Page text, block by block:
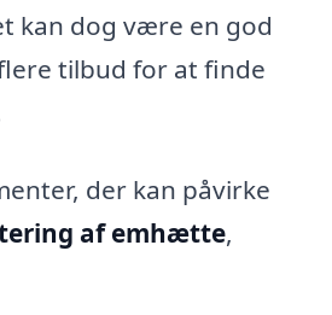
kan dog være en god
tilbud for at finde
der kan påvirke
af emhætte,